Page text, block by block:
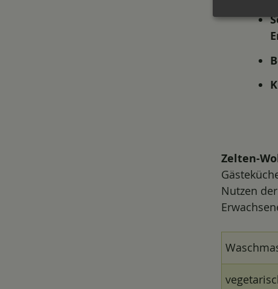
Zelten-
Nutzen